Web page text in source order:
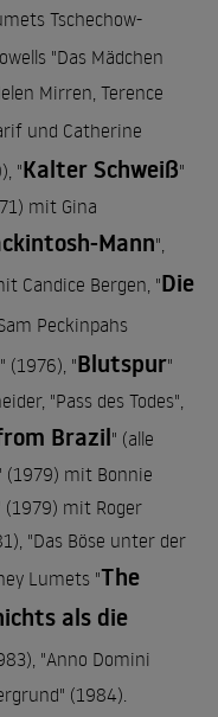
Tschechow-
"Das Mädchen
Mirren, Terence
und Catherine
"Kalter Schweiß"
mit Gina
Mann",
Candice Bergen, "Die
Peckinpahs
" (1976), "Blutspur"
"Pass des Todes",
Brazil" (alle
(1979) mit Bonnie
(1979) mit Roger
"Das Böse unter der
Lumets "The
als die
"Anno Domini
(1984).